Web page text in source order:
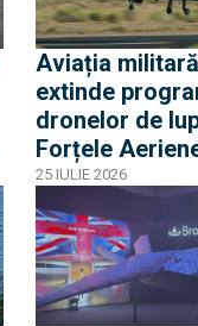
Aviația
extinde
dronelor de
Forțele
constructori
următoarea
de platforme
autonome
25 IULIE 2026